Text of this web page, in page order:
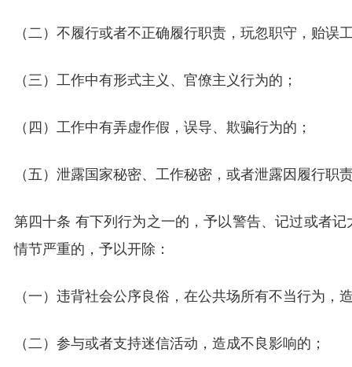
（二）不履行或者不正确履行职责，玩忽职守，贻误
（三）工作中有形式主义、官僚主义行为的；
（四）工作中有弄虚作假，误导、欺骗行为的；
（五）泄露国家秘密、工作秘密，或者泄露因履行职
第四十条 有下列行为之一的，予以警告、记过或者
情节严重的，予以开除：
（一）违背社会公序良俗，在公共场所有不当行为，
（二）参与或者支持迷信活动，造成不良影响的；